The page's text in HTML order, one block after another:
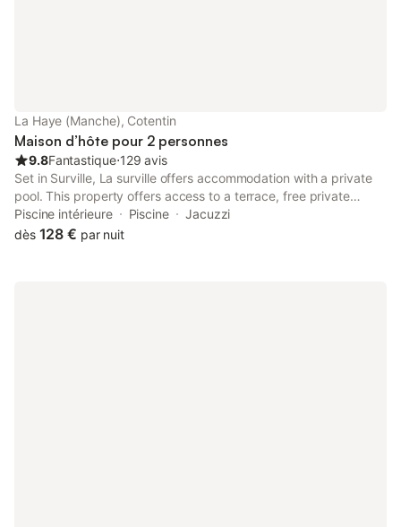
La Haye (Manche), Cotentin
Maison d’hôte pour 2 personnes
9.8Fantastique⋅129 avis
Set in Surville, La surville offers accommodation with a private
pool. This property offers access to a terrace, free private
parking and free WiFi. The property is non-smoking and is
situated 2.2 km from Lindbergh Beach.
Piscine intérieure Piscine
Jacuzzi
dès 128 € par nuit